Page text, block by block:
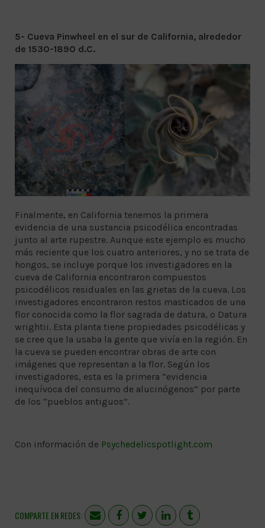
5- Cueva Pinwheel en el sur de California, alrededor
de 1530-1890 d.C.
Finalmente, en California tenemos la primera
evidencia de una sustancia psicodélica encontradas
junto al arte rupestre. Aunque este ejemplo es mucho
más reciente que los cuatro anteriores, y no se trata de
hongos, se incluye porque los investigadores en la
cueva de California encontraron compuestos
psicodélicos residuales en las grietas de la cueva. Los
investigadores encontraron restos masticados de una
flor conocida como la flor sagrada de datura, o Datura
wrightii. Esta planta tiene propiedades psicodélicas y
se cree que la usaba la gente que vivía en la región. En
la cueva se pueden encontrar obras de arte con
imágenes que representan a la flor. Según los
investigadores, esta es la primera “evidencia
inequívoca del consumo de alucinógenos” por parte
de los “pueblos antiguos”.
Con información de Psychedelicspotlight.com
COMPARTE EN REDES: